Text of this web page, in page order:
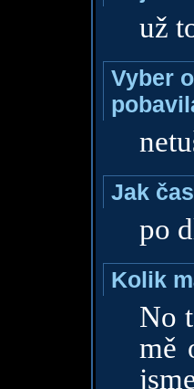
už
Vyber
Jak
po
Kolik
No
mě